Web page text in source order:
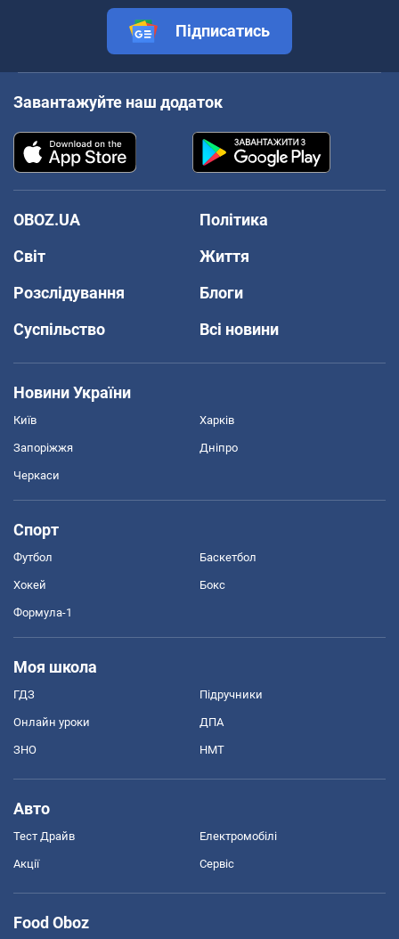
Підписатись
Завантажуйте наш додаток
OBOZ.UA
Політика
Світ
Життя
Розслідування
Блоги
Суспільство
Всі новини
Новини України
Київ Харків
Запоріжжя Дніпро
Черкаси
Спорт
Футбол Баскетбол
Хокей Бокс
Формула-1
Моя школа
ГДЗ Підручники
Онлайн уроки ДПА
ЗНО НМТ
Авто
Тест Драйв Електромобілі
Акції Сервіс
Food Oboz